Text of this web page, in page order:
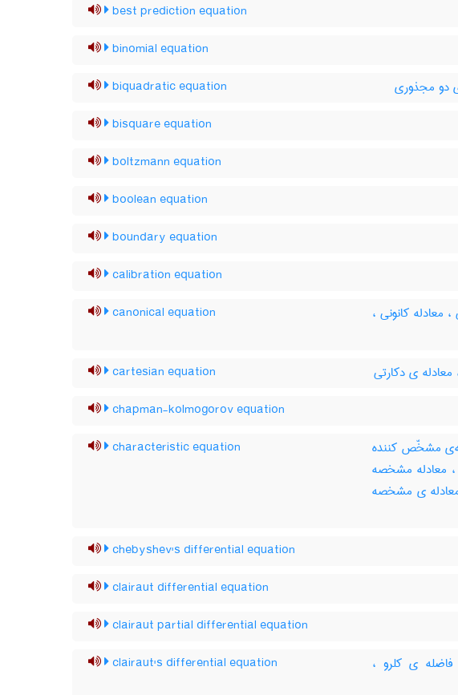
best prediction equation
binomial equation
دو مجذوری biquadratic equation
bisquare equation
boltzmann equation
boolean equation
boundary equation
calibration equation
معادله کانونی ،
canonical equation
معادله ی دکارتی cartesian equation
chapman-kolmogorov equation
مشخّص کننده
معادله مشخصه
معادله ی مشخصه
characteristic equation
chebyshev's differential equation
clairaut differential equation
clairaut partial differential equation
فاضله ی کلرو ،
clairaut's differential equation